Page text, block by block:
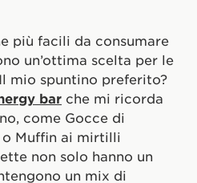
più facili da consumare
un’ottima scelta per le
mio spuntino preferito?
barche mi ricorda
come Gocce di
Muffin ai mirtilli
non solo hanno un
un mix di